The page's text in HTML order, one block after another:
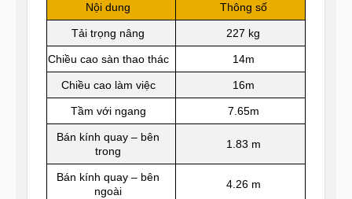
Nội dung Thông số
Tải trọng nâng 227 kg
Chiều cao sàn thao thác 14m
Chiều cao làm việc 16m
Tầm với ngang 7.65m
Bán kính quay – bên
trong
1.83 m
Bán kính quay – bên
ngoài
4.26 m